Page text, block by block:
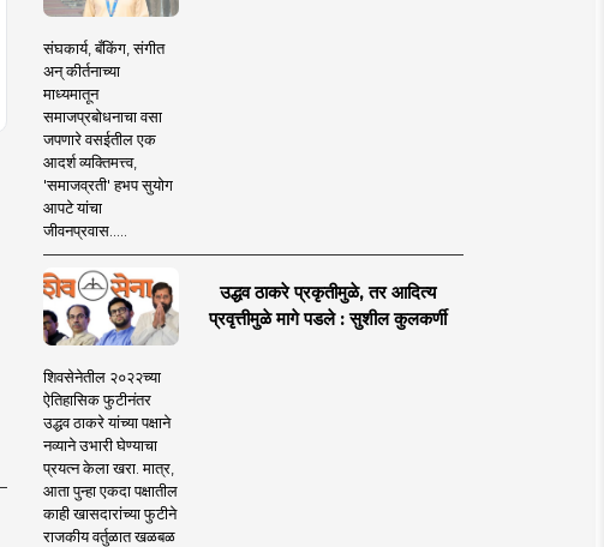
संघकार्य, बँकिंग, संगीत
अन् कीर्तनाच्या
माध्यमातून
समाजप्रबोधनाचा वसा
जपणारे वसईतील एक
आदर्श व्यक्तिमत्त्व,
'समाजव्रती' हभप सुयोग
आपटे यांचा
जीवनप्रवास.....
उद्धव ठाकरे प्रकृतीमुळे, तर आदित्य
प्रवृत्तीमुळे मागे पडले : सुशील कुलकर्णी
शिवसेनेतील २०२२च्या
ऐतिहासिक फुटीनंतर
उद्धव ठाकरे यांच्या पक्षाने
नव्याने उभारी घेण्याचा
प्रयत्न केला खरा. मात्र,
आता पुन्हा एकदा पक्षातील
काही खासदारांच्या फुटीने
राजकीय वर्तुळात खळबळ